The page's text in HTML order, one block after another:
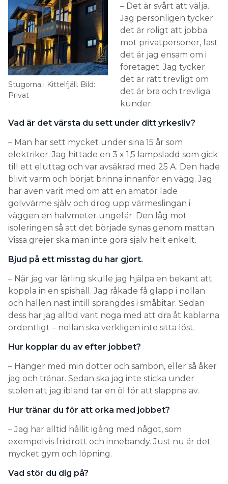
Stugorna i Kittelfjäll. Bild:
Privat
– Det är svårt att välja.
Jag personligen tycker
det är roligt att jobba
mot privatpersoner, fast
det är jag ensam om i
företaget. Jag tycker
det är rätt trevligt om
det är bra och trevliga
kunder.
Vad är det värsta du sett under ditt yrkesliv?
– Man har sett mycket under sina 15 år som
elektriker. Jag hittade en 3 x 1,5 lampsladd som gick
till ett eluttag och var avsäkrad med 25 A. Den hade
blivit varm och börjat brinna innanför en vägg. Jag
har även varit med om att en amatör lade
golvvärme själv och drog upp värmeslingan i
väggen en halvmeter ungefär. Den låg mot
isoleringen så att det började synas genom mattan.
Vissa grejer ska man inte göra själv helt enkelt.
Bjud på ett misstag du har gjort.
– När jag var lärling skulle jag hjälpa en bekant att
koppla in en spishäll. Jag råkade få glapp i nollan
och hällen näst intill sprängdes i småbitar. Sedan
dess har jag alltid varit noga med att dra åt kablarna
ordentligt – nollan ska verkligen inte sitta löst.
Hur kopplar du av efter jobbet?
– Hänger med min dotter och sambon, eller så åker
jag och tränar. Sedan ska jag inte sticka under
stolen att jag ibland tar en öl för att slappna av.
Hur tränar du för att orka med jobbet?
– Jag har alltid hållit igång med något, som
exempelvis friidrott och innebandy. Just nu är det
mycket gym och löpning.
Vad stör du dig på?